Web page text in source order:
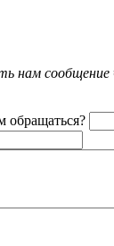
нам сообщение